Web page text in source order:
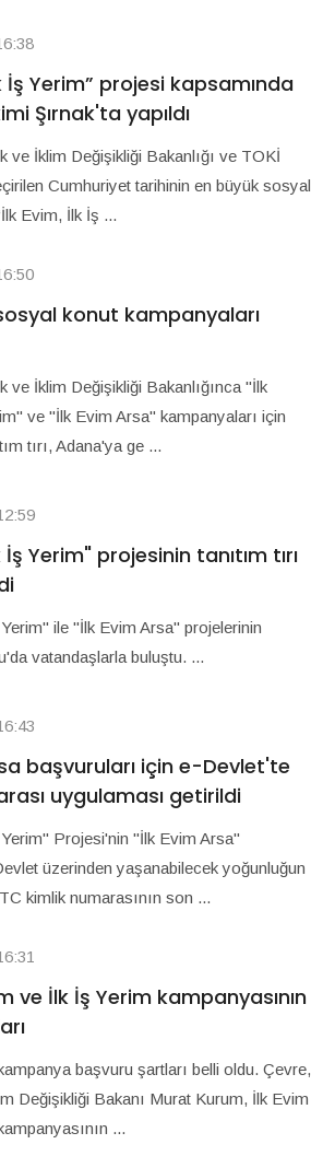
İş Yerim” projesi kapsamında
Şırnak'ta yapıldı
ve İklim Değişikliği Bakanlığı ve TOKİ
Cumhuriyet tarihinin en büyük sosyal
Evim, İlk İş ...
konut kampanyaları
ve İklim Değişikliği Bakanlığınca "İlk
ve "İlk Evim Arsa" kampanyaları için
tırı, Adana'ya ge ...
Yerim" projesinin tanıtım tırı
ile "İlk Evim Arsa" projelerinin
vatandaşlarla buluştu. ...
başvuruları için e-Devlet'te
uygulaması getirildi
Projesi'nin "İlk Evim Arsa"
üzerinden yaşanabilecek yoğunluğun
kimlik numarasının son ...
ve İlk İş Yerim kampanyasının
başvuru şartları belli oldu. Çevre,
Değişikliği Bakanı Murat Kurum, İlk Evim
...